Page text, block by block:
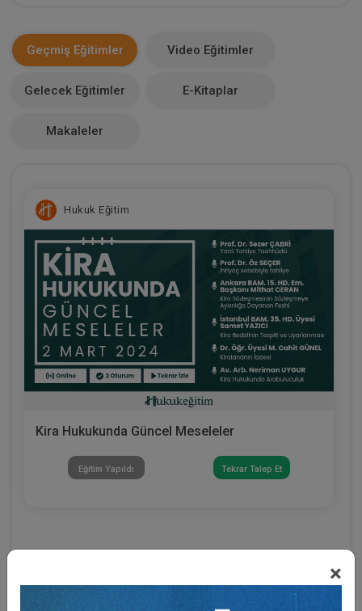
×
0
0
Geçmiş Eğitimler Video Eğitimler
Gelecek Eğitimler E-Kitaplar
Makaleler
Hukuk Eğitim
Kira Hukukunda Güncel Meseleler
Eğitim Yapıldı Tekrar Talep Et